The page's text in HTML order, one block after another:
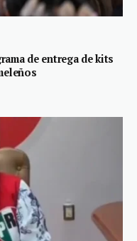
de entrega de kits